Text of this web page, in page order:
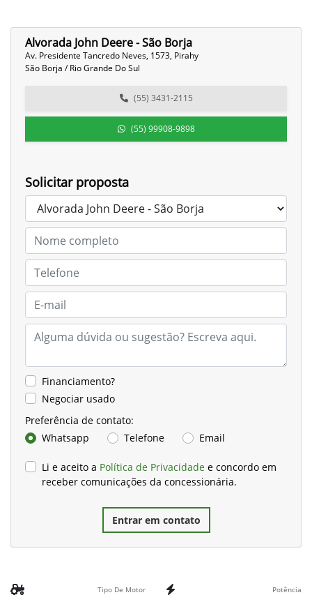
Alvorada John Deere - São Borja
Av. Presidente Tancredo Neves, 1573, Pirahy
São Borja / Rio Grande Do Sul
(55) 3431-2115
(55) 99908-9898
Solicitar proposta
Financiamento?
Negociar usado
Preferência de contato:
Whatsapp
Telefone Email
Li e aceito a Política de Privacidade e concordo em
receber comunicações da concessionária.
Entrar em contato
Tipo De Motor Potência